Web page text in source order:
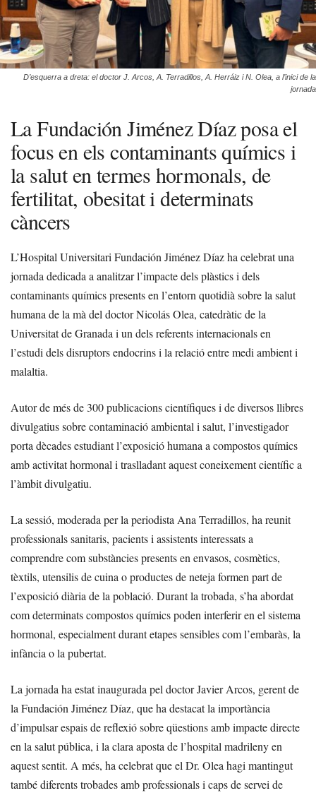
D’esquerra a dreta: el doctor J. Arcos, A. Terradillos, A. Herráiz i N. Olea, a l’inici de la
jornada
La Fundación Jiménez Díaz posa el
focus en els contaminants químics i
la salut en termes hormonals, de
fertilitat, obesitat i determinats
càncers
L’Hospital Universitari Fundación Jiménez Díaz ha celebrat una
jornada dedicada a analitzar l’impacte dels plàstics i dels
contaminants químics presents en l’entorn quotidià sobre la salut
humana de la mà del doctor Nicolás Olea, catedràtic de la
Universitat de Granada i un dels referents internacionals en
l’estudi dels disruptors endocrins i la relació entre medi ambient i
malaltia.
Autor de més de 300 publicacions científiques i de diversos llibres
divulgatius sobre contaminació ambiental i salut, l’investigador
porta dècades estudiant l’exposició humana a compostos químics
amb activitat hormonal i traslladant aquest coneixement científic a
l’àmbit divulgatiu.
La sessió, moderada per la periodista Ana Terradillos, ha reunit
professionals sanitaris, pacients i assistents interessats a
comprendre com substàncies presents en envasos, cosmètics,
tèxtils, utensilis de cuina o productes de neteja formen part de
l’exposició diària de la població. Durant la trobada, s’ha abordat
com determinats compostos químics poden interferir en el sistema
hormonal, especialment durant etapes sensibles com l’embaràs, la
infància o la pubertat.
La jornada ha estat inaugurada pel doctor Javier Arcos, gerent de
la Fundación Jiménez Díaz, que ha destacat la importància
d’impulsar espais de reflexió sobre qüestions amb impacte directe
en la salut pública, i la clara aposta de l’hospital madrileny en
aquest sentit. A més, ha celebrat que el Dr. Olea hagi mantingut
també diferents trobades amb professionals i caps de servei de